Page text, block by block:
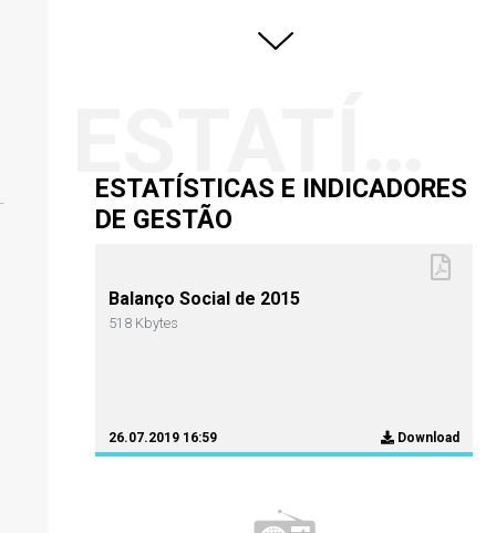
ESTATÍSTICAS E INDICADORES
DE GESTÃO
Balanço Social de 2015
518 Kbytes
26.07.2019 16:59 Download